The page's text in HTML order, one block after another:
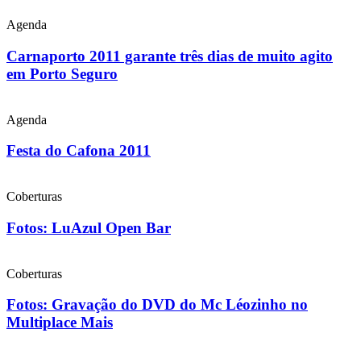
Agenda
Carnaporto 2011 garante três dias de muito agito
em Porto Seguro
Agenda
Festa do Cafona 2011
Coberturas
Fotos: LuAzul Open Bar
Coberturas
Fotos: Gravação do DVD do Mc Léozinho no
Multiplace Mais